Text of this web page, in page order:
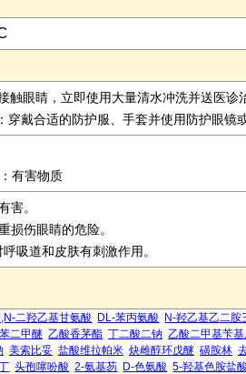
触眼睛，立即使用大量清水冲洗并送医诊
穿戴合适的防护服、手套并使用防护眼镜
有害物质
害。
损伤眼睛的危险。
吸道和皮肤有刺激作用。
二羟乙基甘氨酸 DL-苯丙氨酸
N-羟乙基乙二胺
二甲醚 乙酸香茅酯 丁二酸二钠 乙酸二甲基苄
美索比妥 盐酸维拉帕米 炔雌醇环戊醚 磺胺林
头孢噻吩酸 2-氨基芴 D-色氨酸 5-羟基色胺盐